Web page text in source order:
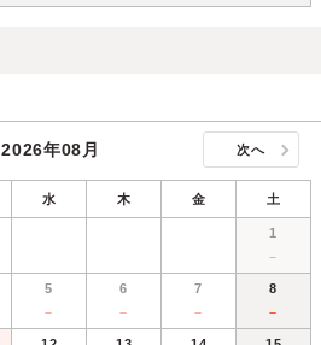
2026年08月 次へ
水 木 金 土
1
－
5
－
6
－
7
－
8
－